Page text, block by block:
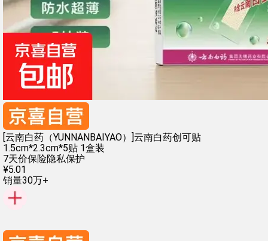
[云南白药（YUNNANBAIYAO）]云南白药创可贴
1.5cm*2.3cm*5贴 1盒装
7天价保险隐私保护
¥5.01
销量30万+